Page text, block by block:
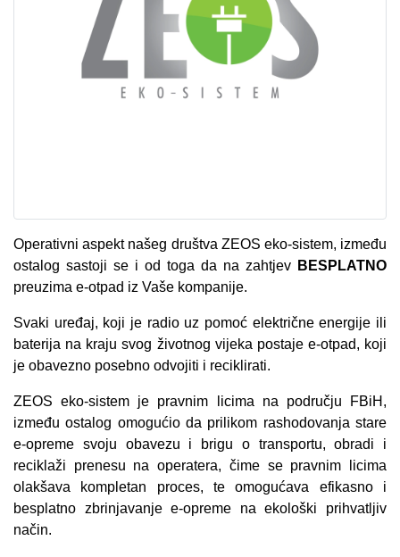
Operativni aspekt našeg društva ZEOS eko-sistem, između
ostalog sastoji se i od toga da na zahtjev BESPLATNO
preuzima e-otpad iz Vaše kompanije.
Svaki uređaj, koji je radio uz pomoć električne energije ili
baterija na kraju svog životnog vijeka postaje e-otpad, koji
je obavezno posebno odvojiti i reciklirati.
ZEOS eko-sistem je pravnim licima na području FBiH,
između ostalog omogućio da prilikom rashodovanja stare
e-opreme svoju obavezu i brigu o transportu, obradi i
reciklaži prenesu na operatera, čime se pravnim licima
olakšava kompletan proces, te omogućava efikasno i
besplatno zbrinjavanje e-opreme na ekološki prihvatljiv
način.